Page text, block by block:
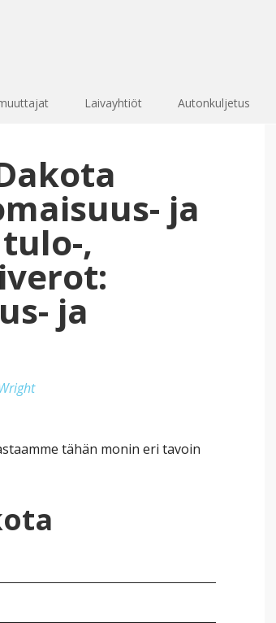
Laivayhtiöt Autonkuljetus
ja
,
ja
tähän monin eri tavoin